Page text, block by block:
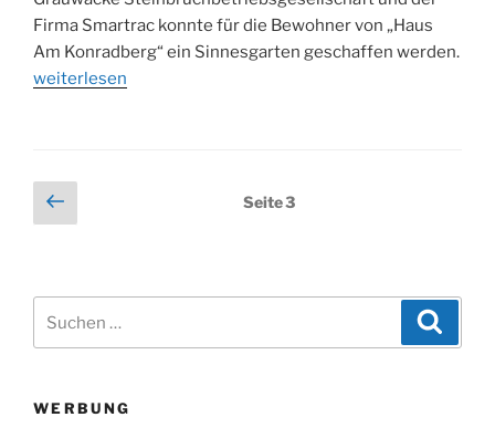
Firma Smartrac konnte für die Bewohner von „Haus
Am Konradberg“ ein Sinnesgarten geschaffen werden.
„Ein
Wohlfühlen
für
Konradsberg““
weiterlesen
Seitennummerierung
der
Vorherige
Seite
Seite3
WERBUNG